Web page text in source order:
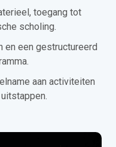
toegang tot
scholing.
en een gestructureerd
aan activiteiten